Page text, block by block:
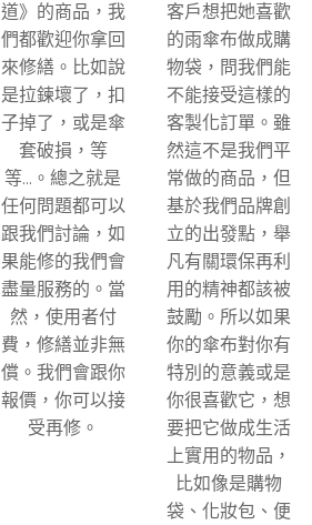
道》的商品，我
們都歡迎你拿回
來修繕。比如說
是拉鍊壞了，扣
子掉了，或是傘
套破損，等
等...。總之就是
任何問題都可以
跟我們討論，如
果能修的我們會
盡量服務的。當
然，使用者付
費，修繕並非無
償。我們會跟你
報價，你可以接
受再修。
客戶想把她喜歡
的雨傘布做成購
物袋，問我們能
不能接受這樣的
客製化訂單。雖
然這不是我們平
常做的商品，但
基於我們品牌創
立的出發點，舉
凡有關環保再利
用的精神都該被
鼓勵。所以如果
你的傘布對你有
特別的意義或是
你很喜歡它，想
要把它做成生活
上實用的物品，
比如像是購物
袋、化妝包、便